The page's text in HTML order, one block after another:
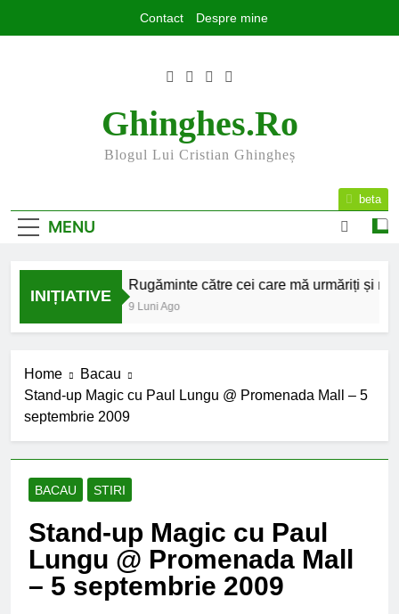
Contact Despre mine
Ghinghes.ro
Blogul Lui Cristian Ghingheș
MENU
beta
INIȚIATIVE
Rugăminte către cei care mă urmăriți și mă
9 Luni Ago
Home
Bacau
Stand-up Magic cu Paul Lungu @ Promenada Mall – 5
septembrie 2009
BACAU STIRI
Stand-up Magic cu Paul
Lungu @ Promenada Mall
– 5 septembrie 2009